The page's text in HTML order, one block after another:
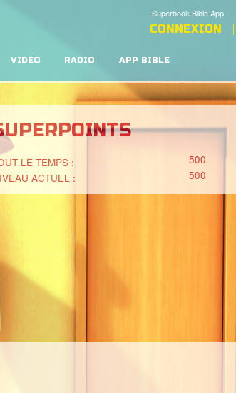
Superbook Bible App
CONNEXION
VIDÉO RADIO APP BIBLE
LE TEMPS :
500
ACTUEL :
500